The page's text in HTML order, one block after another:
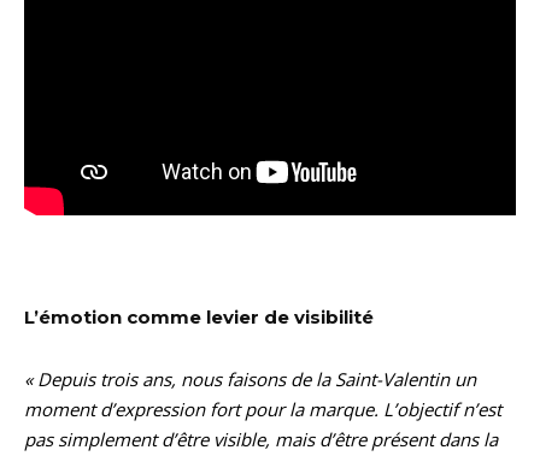
L’émotion comme levier de visibilité
« Depuis trois ans, nous faisons de la Saint-Valentin un
moment d’expression fort pour la marque. L’objectif n’est
pas simplement d’être visible, mais d’être présent dans la